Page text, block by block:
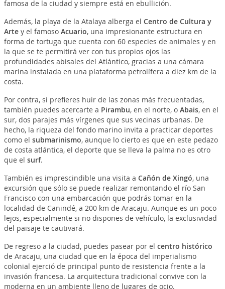
famosa de la ciudad y siempre está en ebullición.
Además, la playa de la Atalaya alberga el Centro de Cultura y
Artey el famoso Acuario, una impresionante estructura en
forma de tortuga que cuenta con 60 especies de animales y en
la que se te permitirá ver con tus propios ojos las
profundidades abisales del Atlántico, gracias a una cámara
marina instalada en una plataforma petrolífera a diez km de la
costa.
Por contra, si prefieres huir de las zonas más frecuentadas,
también puedes acercarte a Pirambu, en el norte, o Abais, en el
sur, dos parajes más vírgenes que sus vecinas urbanas. De
hecho, la riqueza del fondo marino invita a practicar deportes
como el submarinismo, aunque lo cierto es que en este pedazo
de costa atlántica, el deporte que se lleva la palma no es otro
que el surf.
También es imprescindible una visita a Cañón de Xingó, una
excursión que sólo se puede realizar remontando el río San
Francisco con una embarcación que podrás tomar en la
localidad de Canindé, a 200 km de Aracaju. Aunque es un poco
lejos, especialmente si no dispones de vehículo, la exclusividad
del paisaje te cautivará.
De regreso a la ciudad, puedes pasear por el centro histórico
de Aracaju, una ciudad que en la época del imperialismo
colonial ejerció de principal punto de resistencia frente a la
invasión francesa. La arquitectura tradicional convive con la
moderna en un ambiente lleno de lugares de ocio.